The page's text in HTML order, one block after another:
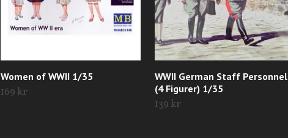
Women of WWII 1/35
169 kr
WWII German Staff Personnel
(4 Figurer) 1/35
139 kr